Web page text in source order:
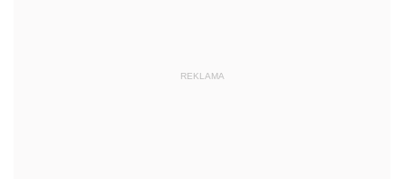
REKLAMA